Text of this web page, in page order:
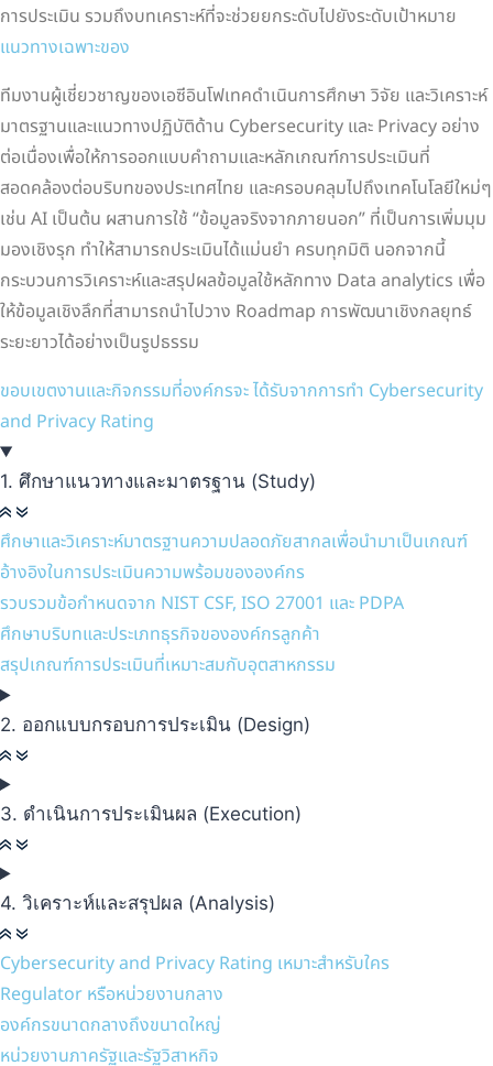
การประเมิน รวมถึงบทเคราะห์ที่จะช่วยยกระดับไปยังระดับเป้าหมาย
แนวทางเฉพาะของ
ทีมงานผู้เชี่ยวชาญของเอซีอินโฟเทคดำเนินการศึกษา วิจัย และวิเคราะห์
มาตรฐานและแนวทางปฏิบัติด้าน Cybersecurity และ Privacy อย่าง
ต่อเนื่องเพื่อให้การออกแบบคำถามและหลักเกณฑ์การประเมินที่
สอดคล้องต่อบริบทของประเทศไทย และครอบคลุมไปถึงเทคโนโลยีใหม่ๆ
เช่น AI เป็นต้น ผสานการใช้ “ข้อมูลจริงจากภายนอก” ที่เป็นการเพิ่มมุม
มองเชิงรุก ทำให้สามารถประเมินได้แม่นยำ ครบทุกมิติ นอกจากนี้
กระบวนการวิเคราะห์และสรุปผลข้อมูลใช้หลักทาง Data analytics เพื่อ
ให้ข้อมูลเชิงลึกที่สามารถนำไปวาง Roadmap การพัฒนาเชิงกลยุทธ์
ระยะยาวได้อย่างเป็นรูปธรรม
ขอบเขตงานและกิจกรรมที่องค์กรจะ ได้รับจากการทำ Cybersecurity
and Privacy Rating
1. ศึกษาแนวทางและมาตรฐาน (Study)
ศึกษาและวิเคราะห์มาตรฐานความปลอดภัยสากลเพื่อนำมาเป็นเกณฑ์
อ้างอิงในการประเมินความพร้อมขององค์กร
รวบรวมข้อกำหนดจาก NIST CSF, ISO 27001 และ PDPA
ศึกษาบริบทและประเภทธุรกิจขององค์กรลูกค้า
สรุปเกณฑ์การประเมินที่เหมาะสมกับอุตสาหกรรม
2. ออกแบบกรอบการประเมิน (Design)
3. ดำเนินการประเมินผล (Execution)
4. วิเคราะห์และสรุปผล (Analysis)
Cybersecurity and Privacy Rating เหมาะสำหรับใคร
Regulator หรือหน่วยงานกลาง
องค์กรขนาดกลางถึงขนาดใหญ่
หน่วยงานภาครัฐและรัฐวิสาหกิจ